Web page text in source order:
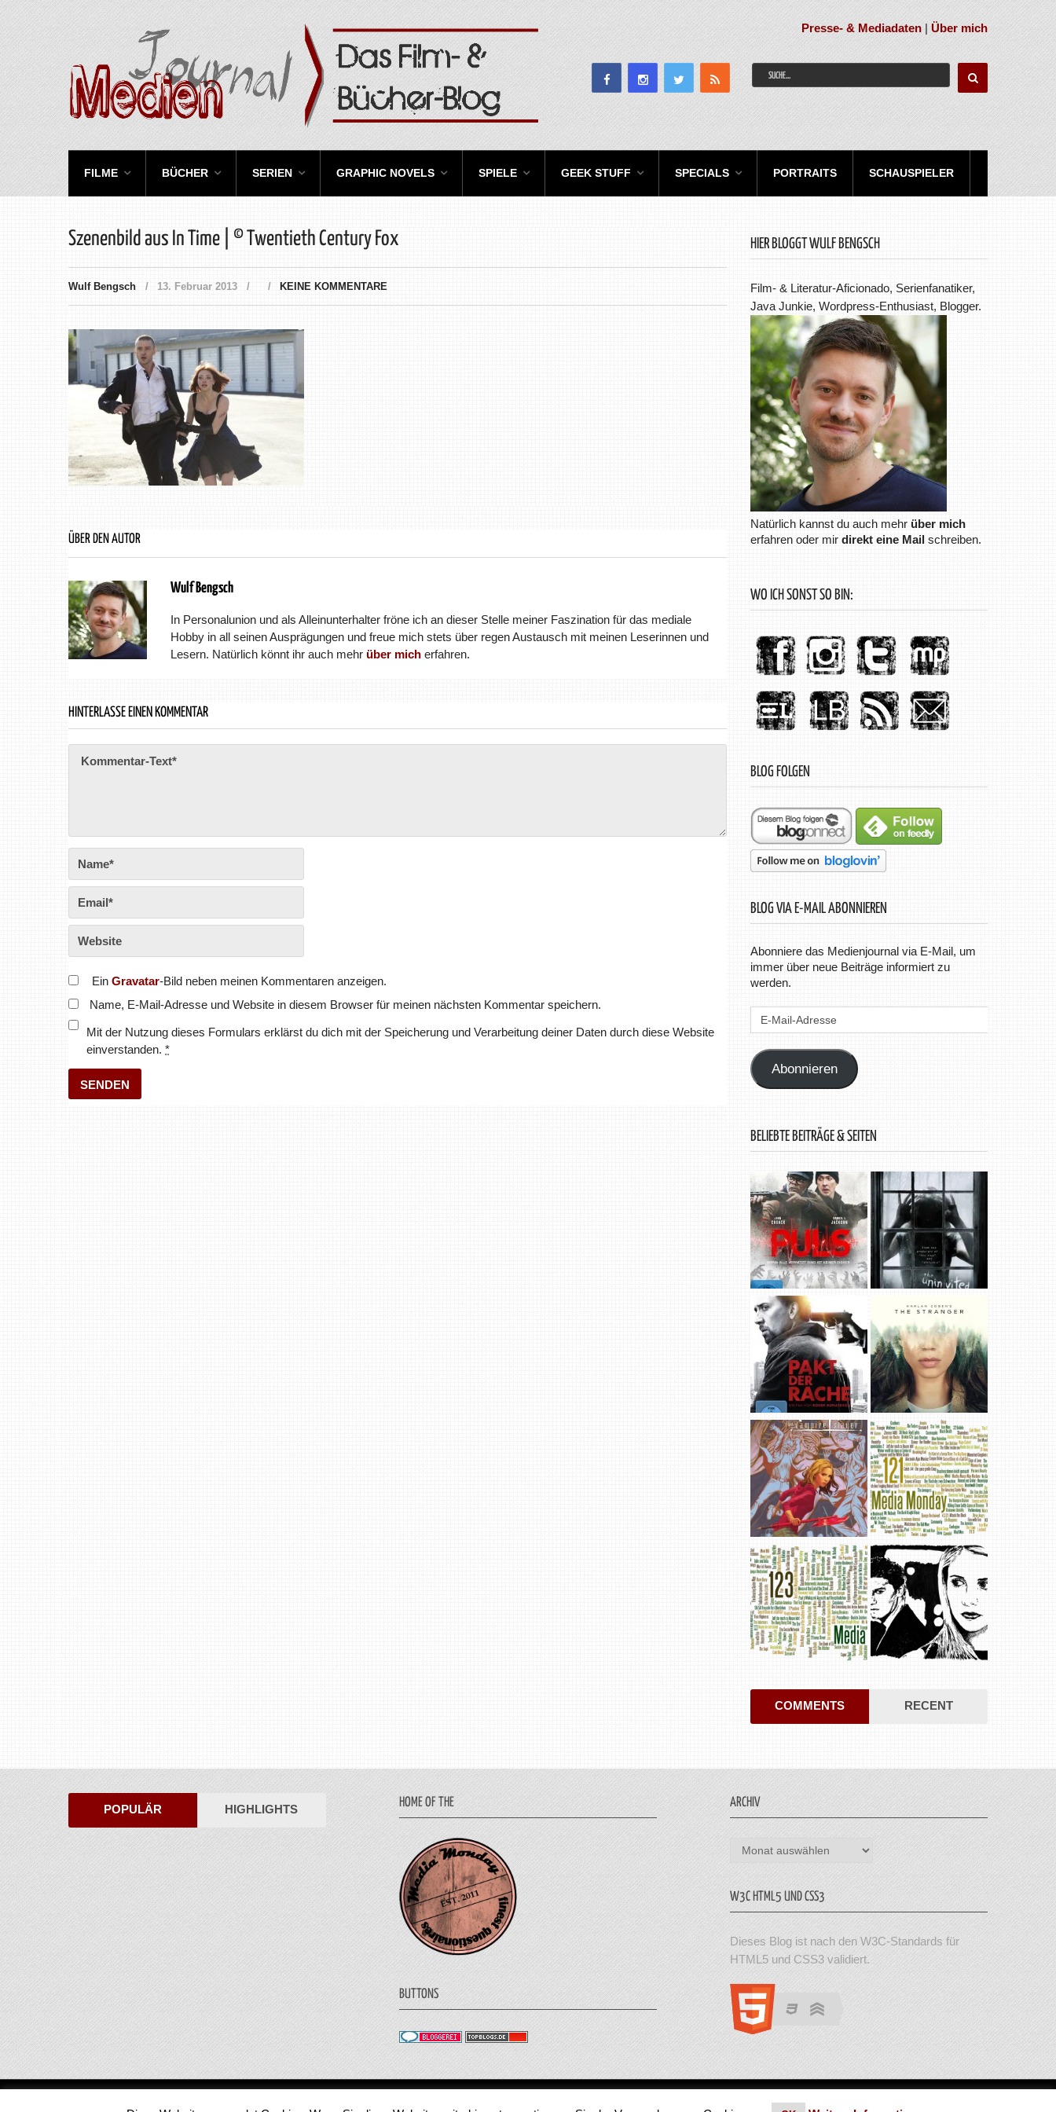
Presse- & Mediadaten |Über mich
FILME BÜCHER SERIEN GRAPHIC NOVELS SPIELE GEEK STUFF SPECIALS PORTRAITS SCHAUSPIELER
Szenenbild aus In Time | © Twentieth Century Fox
Wulf Bengsch 13. Februar 2013 KEINE KOMMENTARE
ÜBER DEN AUTOR
Wulf Bengsch
In Personalunion und als Alleinunterhalter fröne ich an dieser Stelle meiner Faszination für das mediale
Hobby in all seinen Ausprägungen und freue mich stets über regen Austausch mit meinen Leserinnen und
Lesern. Natürlich könnt ihr auch mehr über mich erfahren.
HINTERLASSE EINEN KOMMENTAR
EinGravatar-Bild neben meinen Kommentaren anzeigen.
Name, E-Mail-Adresse und Website in diesem Browser für meinen nächsten Kommentar speichern.
Mit der Nutzung dieses Formulars erklärst du dich mit der Speicherung und Verarbeitung deiner Daten durch diese Website
einverstanden. *
HIER BLOGGT WULF BENGSCH
Film- & Literatur-Aficionado, Serienfanatiker,
Java Junkie, Wordpress-Enthusiast, Blogger.
Natürlich kannst du auch mehr über mich
erfahren oder mirdirekt eine Mail schreiben.
WO ICH SONST SO BIN:
BLOG FOLGEN
BLOG VIA E-MAIL ABONNIEREN
Abonniere das Medienjournal via E-Mail, um
immer über neue Beiträge informiert zu
werden.
E-
Abonnieren
BELIEBTE BEITRÄGE & SEITEN
COMMENTS RECENT
POPULÄR HIGHLIGHTS HOME OF THE
BUTTONS
ARCHIV
Archiv
W3C HTML5 UND CSS3
Dieses Blog ist nach den W3C-Standards für
HTML5 und CSS3 validiert.
Medienjournal Copyright © 2026. © 2011 - 2018 Medienjournal. Alle Rechte vorbehalten. Theme von MyThemeShop. Impressum